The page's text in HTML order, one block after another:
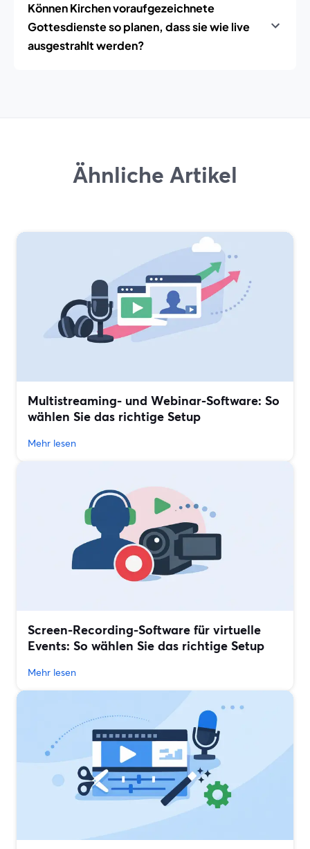
Können Kirchen voraufgezeichnete
Gottesdienste so planen, dass sie wie live
ausgestrahlt werden?
Ähnliche Artikel
Multistreaming- und Webinar-Software: So
wählen Sie das richtige Setup
Mehr lesen
Screen-Recording-Software für virtuelle
Events: So wählen Sie das richtige Setup
Mehr lesen